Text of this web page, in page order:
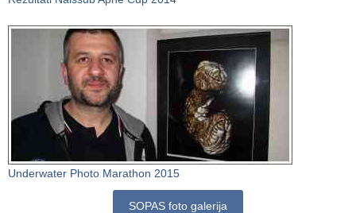
Underwater Photo Marathon 2015
SOPAS foto galerija